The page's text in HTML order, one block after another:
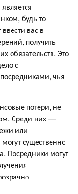
будь то
вас в
получить
обязательств. Это
с
чья
потери, не
Среди них —
или
существенно
Посредники могут